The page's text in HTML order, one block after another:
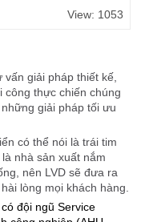
View: 1053
vấn giải pháp thiết kế,
công thực chiến chúng
giải pháp tối ưu
có thể nói là trái tim
nhà sản xuất nắm
nên LVD sẽ đưa ra
lòng mọi khách hàng.
có đội ngũ Service